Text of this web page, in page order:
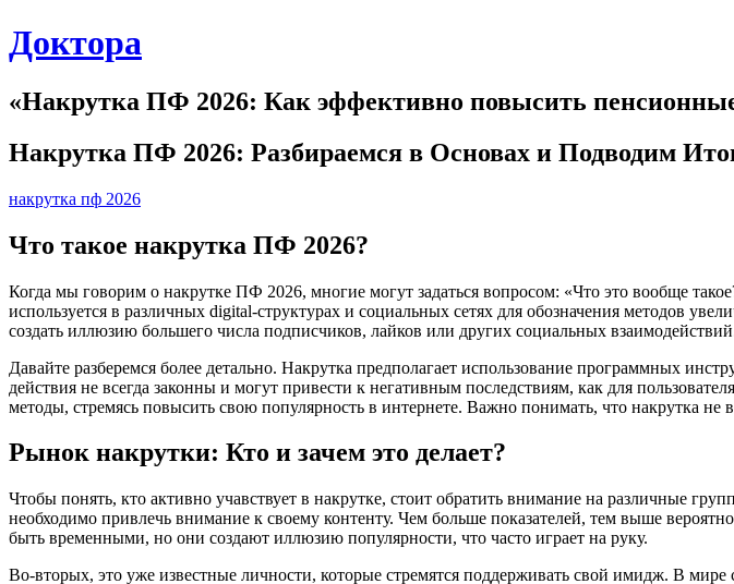
Skip
to
Доктора
«Накрутка ПФ 2026: Как эффективно повысить
Накрутка ПФ 2026: Разбираемся в Основах и Подводим
накрутка пф 2026
Что такое накрутка ПФ 2026?
Когда мы говорим о накрутке ПФ 2026, многие могут задаться вопросом: «Что это вообще
используется в различных digital-структурах и социальных сетях для обозначения методов
создать иллюзию большего числа подписчиков, лайков или других социальных
Давайте разберемся более детально. Накрутка предполагает использование программных
действия не всегда законны и могут привести к негативным последствиям, как для
методы, стремясь повысить свою популярность в интернете. Важно понимать, что накрутка
Рынок накрутки: Кто и зачем это делает?
Чтобы понять, кто активно учавствует в накрутке, стоит обратить внимание на различные
необходимо привлечь внимание к своему контенту. Чем больше показателей, тем выше
быть временными, но они создают иллюзию популярности, что часто играет на руку.
Во-вторых, это уже известные личности, которые стремятся поддерживать свой имидж. В